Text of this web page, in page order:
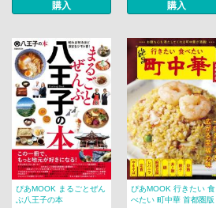
購入 購入
ぴあMOOK まるごとぜん
ぶ八王子の本
ぴあMOOK 行きたい 食
べたい 町中華 首都圏版